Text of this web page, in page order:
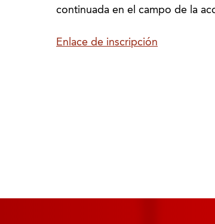
continuada en el campo de la
Enlace de inscripción